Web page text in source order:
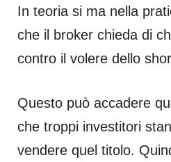
In teoria si ma nella
che il broker chieda di
contro il volere dello
Questo può accadere
che troppi investitori
vendere quel titolo.